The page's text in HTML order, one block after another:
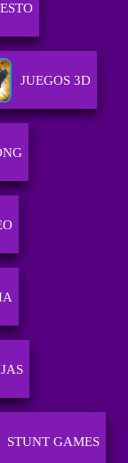
JUEGOS 3D
STUNT GAMES